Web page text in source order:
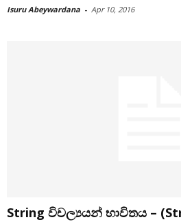
Isuru Abeywardana - Apr 10, 2016
String විචල්‍යයන් භාවිතය –